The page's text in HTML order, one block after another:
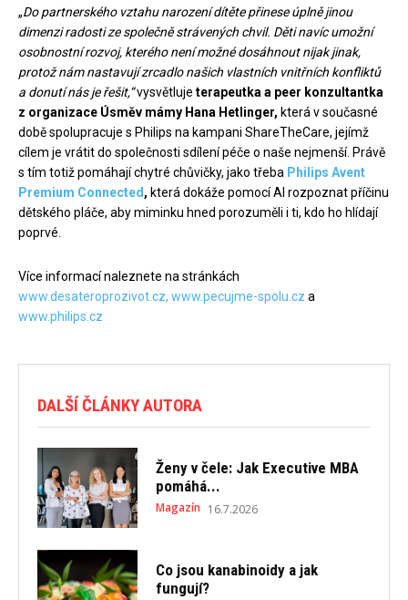
„Do partnerského vztahu narození dítěte přinese úplně jinou
dimenzi radosti ze společně strávených chvil. Děti navíc umožní
osobnostní rozvoj, kterého není možné dosáhnout nijak jinak,
protož nám nastavují zrcadlo našich vlastních vnitřních konfliktů
a donutí nás je řešit,“vysvětluje terapeutka a peer konzultantka
z organizace Úsměv mámy Hana Hetlinger, která v současné
době spolupracuje s Philips na kampani ShareTheCare, jejímž
cílem je vrátit do společnosti sdílení péče o naše nejmenší. Právě
s tím totiž pomáhají chytré chůvičky, jako třeba Philips Avent
Premium Connected , která dokáže pomocí AI rozpoznat příčinu
dětského pláče, aby miminku hned porozuměli i ti, kdo ho hlídají
poprvé.
Více informací naleznete na stránkách
www.desateroprozivot.cz, www.pecujme-spolu.cz a
www.philips.cz
DALŠÍ ČLÁNKY AUTORA
Ženy v čele: Jak Executive MBA
pomáhá...
Magazín 16.7.2026
Co jsou kanabinoidy a jak
fungují?